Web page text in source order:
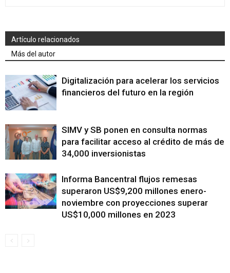
Artículo relacionados
Más del autor
Digitalización para acelerar los servicios
financieros del futuro en la región
SIMV y SB ponen en consulta normas
para facilitar acceso al crédito de más de
34,000 inversionistas
Informa Bancentral flujos remesas
superaron US$9,200 millones enero-
noviembre con proyecciones superar
US$10,000 millones en 2023